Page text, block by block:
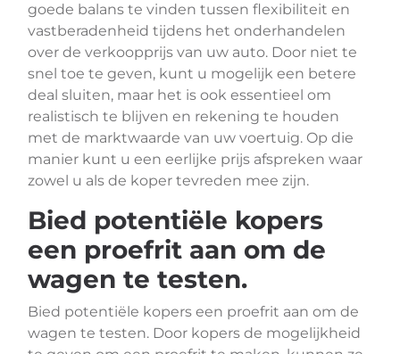
goede balans te vinden tussen flexibiliteit en
vastberadenheid tijdens het onderhandelen
over de verkoopprijs van uw auto. Door niet te
snel toe te geven, kunt u mogelijk een betere
deal sluiten, maar het is ook essentieel om
realistisch te blijven en rekening te houden
met de marktwaarde van uw voertuig. Op die
manier kunt u een eerlijke prijs afspreken waar
zowel u als de koper tevreden mee zijn.
Bied potentiële kopers
een proefrit aan om de
wagen te testen.
Bied potentiële kopers een proefrit aan om de
wagen te testen. Door kopers de mogelijkheid